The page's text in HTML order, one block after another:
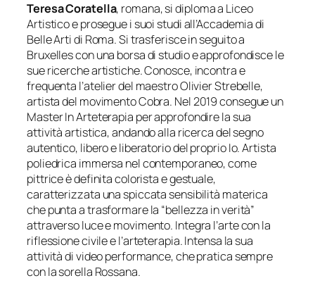
Teresa Coratella, romana, si diploma a Liceo
Artistico e prosegue i suoi studi all’Accademia di
Belle Arti di Roma. Si trasferisce in seguito a
Bruxelles con una borsa di studio e approfondisce le
sue ricerche artistiche. Conosce, incontra e
frequenta l’atelier del maestro Olivier Strebelle,
artista del movimento Cobra. Nel 2019 consegue un
Master In Arteterapia per approfondire la sua
attività artistica, andando alla ricerca del segno
autentico, libero e liberatorio del proprioIo. Artista
poliedrica immersa nel contemporaneo, come
pittrice è definita colorista e gestuale,
caratterizzata una spiccata sensibilità materica
che punta a trasformare la “bellezza in verità”
attraverso luce e movimento. Integra l’arte con la
riflessione civile e l’arteterapia. Intensa la sua
attività di video performance, che pratica sempre
con la sorella Rossana.